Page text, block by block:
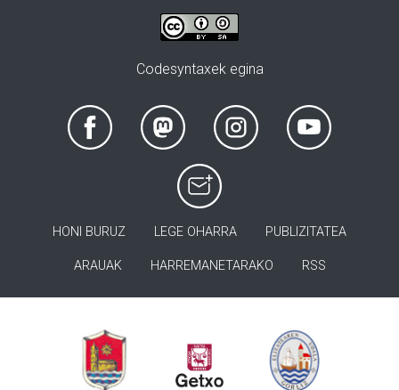
Codesyntaxek egina
HONI BURUZ LEGE OHARRA PUBLIZITATEA
ARAUAK HARREMANETARAKO RSS